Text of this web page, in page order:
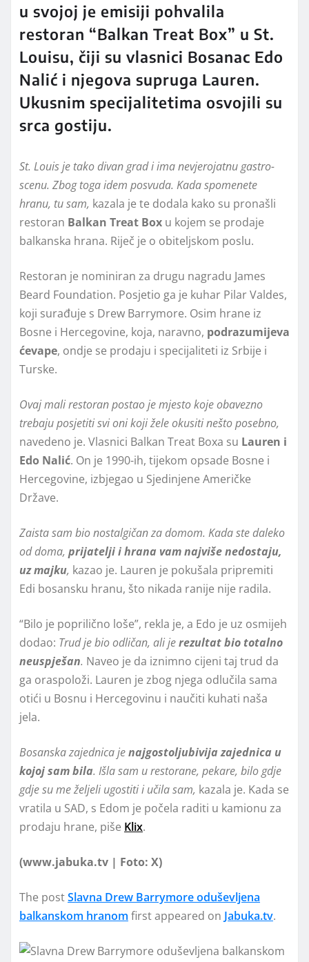
u svojoj je emisiji pohvalila
restoran “Balkan Treat Box” u St.
Louisu, čiji su vlasnici Bosanac Edo
Nalić i njegova supruga Lauren.
Ukusnim specijalitetima osvojili su
srca gostiju.
St. Louis je tako divan grad i ima nevjerojatnu gastro-
scenu. Zbog toga idem posvuda. Kada spomenete
hranu, tu sam, kazala je te dodala kako su pronašli
restoran Balkan Treat Box u kojem se prodaje
balkanska hrana. Riječ je o obiteljskom poslu.
Restoran je nominiran za drugu nagradu James
Beard Foundation. Posjetio ga je kuhar Pilar Valdes,
koji surađuje s Drew Barrymore. Osim hrane iz
Bosne i Hercegovine, koja, naravno, podrazumijeva
ćevape, ondje se prodaju i specijaliteti iz Srbije i
Turske.
Ovaj mali restoran postao je mjesto koje obavezno
trebaju posjetiti svi oni koji žele okusiti nešto posebno,
navedeno je. Vlasnici Balkan Treat Boxa su Lauren i
Edo Nalić. On je 1990-ih, tijekom opsade Bosne i
Hercegovine, izbjegao u Sjedinjene Američke
Države.
Zaista sam bio nostalgičan za domom. Kada ste daleko
od doma, prijatelji i hrana vam najviše nedostaju,
uz majku, kazao je. Lauren je pokušala pripremiti
Edi bosansku hranu, što nikada ranije nije radila.
“Bilo je poprilično loše”, rekla je, a Edo je uz osmijeh
dodao: Trud je bio odličan, ali jerezultat bio totalno
neuspješan. Naveo je da iznimno cijeni taj trud da
ga oraspoloži. Lauren je zbog njega odlučila sama
otići u Bosnu i Hercegovinu i naučiti kuhati naša
jela.
Bosanska zajednica jenajgostoljubivija zajednica u
kojoj sam bila. Išla sam u restorane, pekare, bilo gdje
gdje su me željeli ugostiti i učila sam, kazala je. Kada se
vratila u SAD, s Edom je počela raditi u kamionu za
prodaju hrane, piše Klix.
(www.jabuka.tv | Foto: X)
The postSlavna Drew Barrymore oduševljena
balkanskom hranom first appeared on Jabuka.tv.